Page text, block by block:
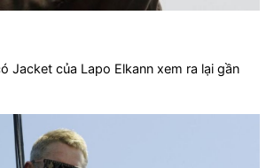
Jacket của Lapo Elkann xem ra lại gần